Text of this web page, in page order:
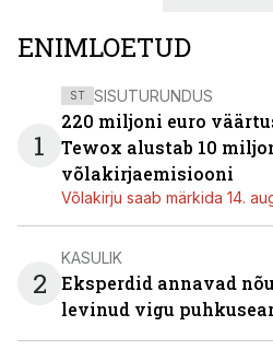
ENIMLOETUD
1
ST SISUTURUNDUS
220 miljoni euro
Tewox alustab 10
võlakirjaemisiooni
Võlakirju saab märkida 14.
2
KASULIK
Eksperdid annavad
levinud vigu